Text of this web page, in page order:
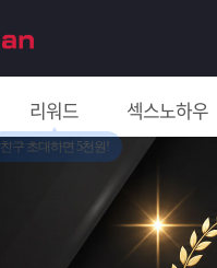
리워드
친구 초대하면 5천원!
섹스노하우